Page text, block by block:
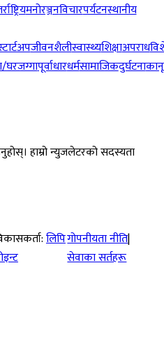
मनोरञ्जनविचारपर्यटनस्थानीय
जीवनशैलीस्वास्थ्यशिक्षाअपराध
घरजग्गापूर्वाधारधर्मसामाजिकदुर्घटना
हाम्रो न्युजलेटरको सदस्यता
लिपिगोपनीयता नीति|
सेवाका सर्तहरू